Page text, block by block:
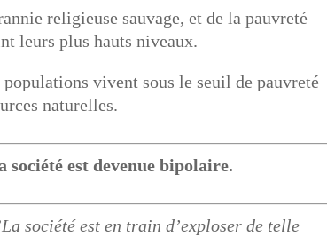
religieuse sauvage, et de la pauvreté
leurs plus hauts niveaux.
populations vivent sous le seuil de pauvreté
naturelles.
société est devenue bipolaire.
La société est en train d’exploser de telle